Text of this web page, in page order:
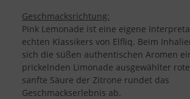
Geschmacksrichtung:
Pink Lemonade ist eine eigene
echten Klassikers von Elfliq. Beim
sich die süßen authentischen Aromen
prickelnden Limonade ausgewählter
sanfte Säure der Zitrone rundet das
Geschmackserlebnis ab.